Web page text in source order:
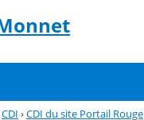
CDI ›CDI du site Portail Rouge